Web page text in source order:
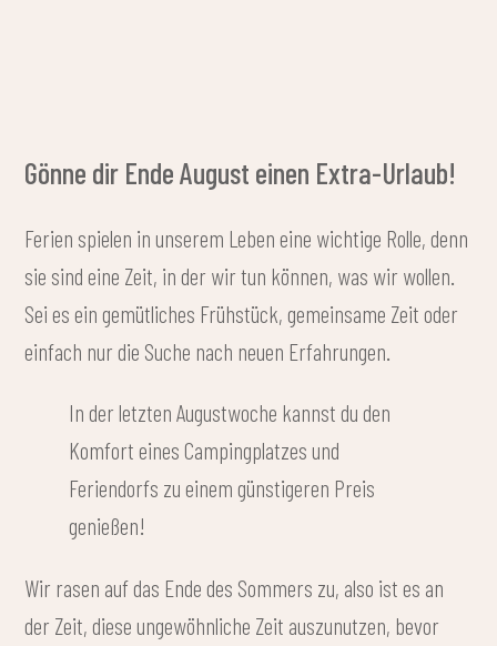
Gönne dir Ende August einen Extra-Urlaub!
Ferien spielen in unserem Leben eine wichtige Rolle, denn
sie sind eine Zeit, in der wir tun können, was wir wollen.
Sei es ein gemütliches Frühstück, gemeinsame Zeit oder
einfach nur die Suche nach neuen Erfahrungen.
In der letzten Augustwoche kannst du den
Komfort eines Campingplatzes und
Feriendorfs zu einem günstigeren Preis
genießen!
Wir rasen auf das Ende des Sommers zu, also ist es an
der Zeit, diese ungewöhnliche Zeit auszunutzen, bevor